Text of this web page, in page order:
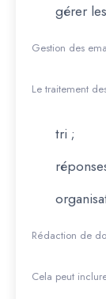
gérer
Gestion des
Le traitement
tri ;
Rédaction de
Cela peut